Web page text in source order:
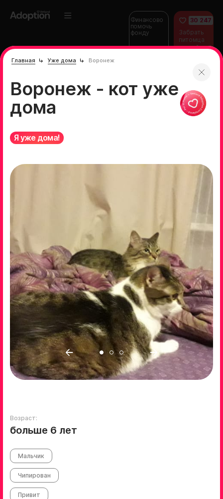
Финансово
помочь
фонду
30 247
Забрать
питомца
домой
Главная Уже дома Воронеж
Воронеж - кот уже
дома
Я уже дома!
Возраст:
больше 6 лет
Мальчик
Чипирован
Привит